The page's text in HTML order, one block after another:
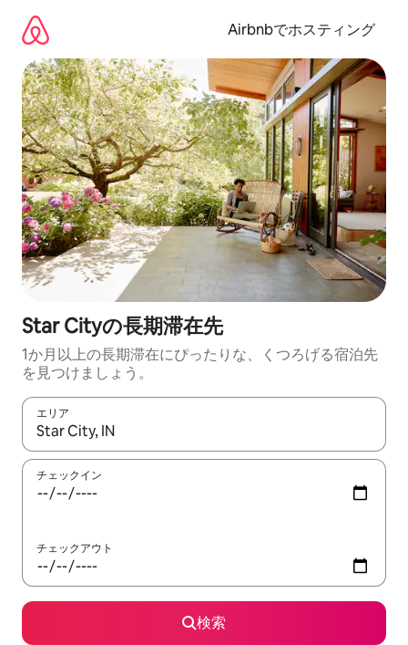
Airbnbでホスティング
Star Cityの長期滞在先
1か月以上の長期滞在にぴったりな、くつろげる宿泊先
を見つけましょう。
エリア
検索結果が表示されたら、上下の矢印キーを使って移動するか
チェックイン
チェックアウト
検索